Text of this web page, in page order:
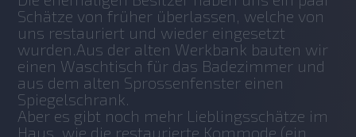
Schätze von früher überlassen, welche von
uns restauriert und wieder eingesetzt
wurden.Aus der alten Werkbank bauten wir
einen Waschtisch für das Badezimmer und
aus dem alten Sprossenfenster einen
Spiegelschrank.
Aber es gibt noch mehr Lieblingsschätze im
Haus, wie die restaurierte Kommode (ein